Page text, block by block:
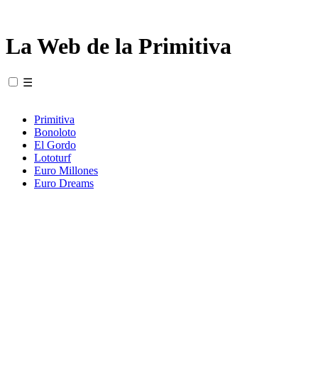
La Web de la Primitiva
☰
Primitiva
Bonoloto
El Gordo
Lototurf
Euro Millones
Euro Dreams